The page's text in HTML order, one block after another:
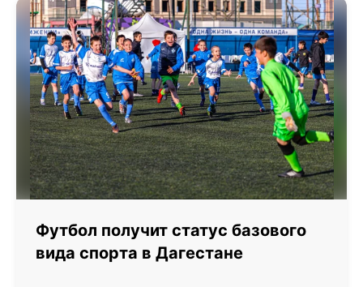
Футбол получит статус базового
вида спорта в Дагестане